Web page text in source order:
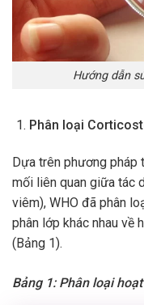
Hướng dẫn
Phân loại
Dựa trên phương pháp
mối liên quan giữa tác
viêm), WHO đã phân
phân lớp khác nhau về
(Bảng 1).
Bảng 1: Phân loại